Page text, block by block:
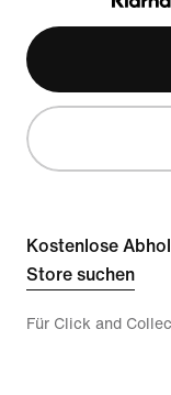
Kostenlose
Store suchen
Für Click and